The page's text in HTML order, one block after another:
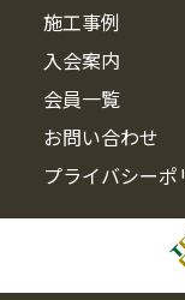
施工事例
入会案内
会員一覧
お問い合わせ
プライバシーポ